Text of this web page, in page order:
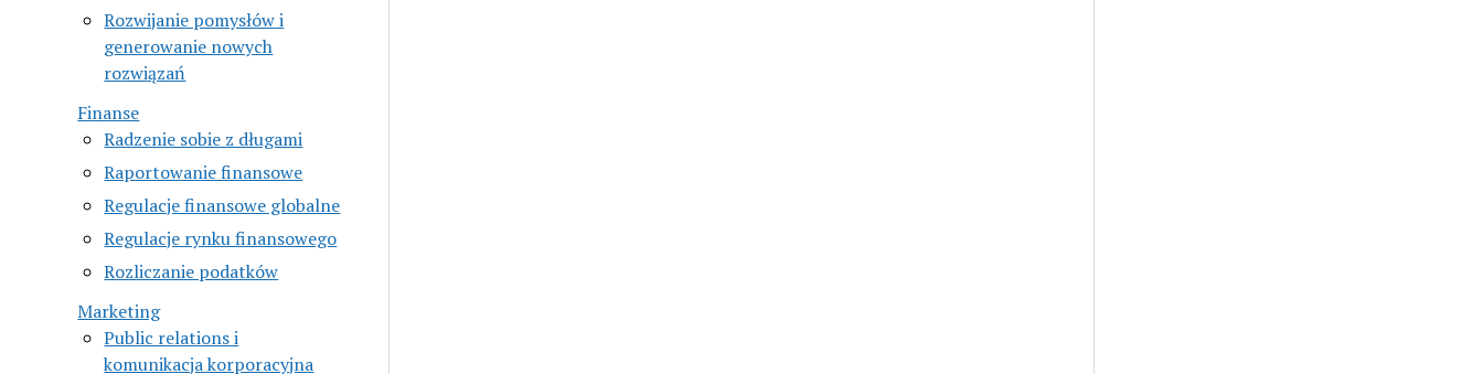
Rozwijanie pomysłów i
generowanie nowych
rozwiązań
Finanse
Radzenie sobie z długami
Raportowanie finansowe
Regulacje finansowe globalne
Regulacje rynku finansowego
Rozliczanie podatków
Marketing
Public relations i
komunikacja korporacyjna